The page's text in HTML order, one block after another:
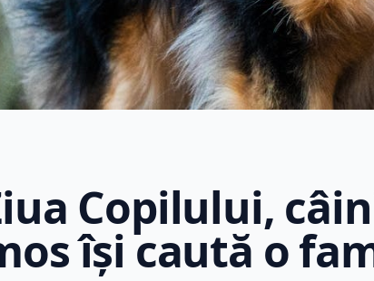
Copilului,
își caută o